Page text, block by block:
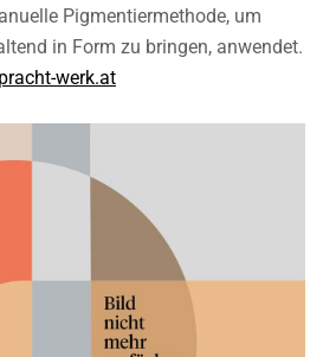
Pigmentiermethode, um
in Form zu bringen, anwendet.
werk.at